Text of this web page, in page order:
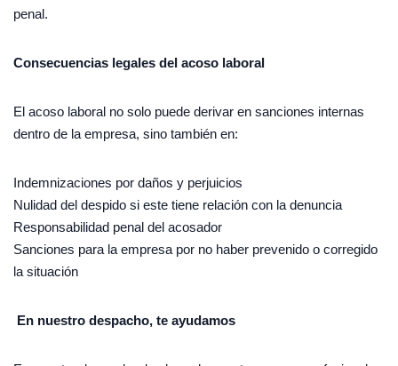
penal.
Consecuencias legales del acoso laboral
El acoso laboral no solo puede derivar en sanciones internas
dentro de la empresa, sino también en:
Indemnizaciones por daños y perjuicios
Nulidad del despido si este tiene relación con la denuncia
Responsabilidad penal del acosador
Sanciones para la empresa por no haber prevenido o corregido
la situación
En nuestro despacho, te ayudamos